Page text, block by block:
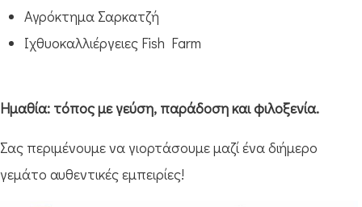
Αγρόκτημα Σαρκατζή
Ιχθυοκαλλιέργειες Fish Farm
Ημαθία: τόπος με γεύση, παράδοση και φιλοξενία.
Σας περιμένουμε να γιορτάσουμε μαζί ένα διήμερο
γεμάτο αυθεντικές εμπειρίες!